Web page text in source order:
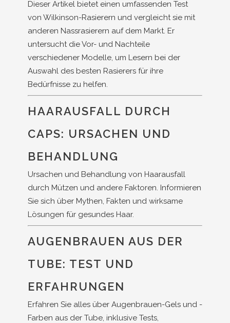
Dieser Artikel bietet einen umfassenden Test
von Wilkinson-Rasierern und vergleicht sie mit
anderen Nassrasierern auf dem Markt. Er
untersucht die Vor- und Nachteile
verschiedener Modelle, um Lesern bei der
Auswahl des besten Rasierers für ihre
Bedürfnisse zu helfen.
HAARAUSFALL DURCH
CAPS: URSACHEN UND
BEHANDLUNG
Ursachen und Behandlung von Haarausfall
durch Mützen und andere Faktoren. Informieren
Sie sich über Mythen, Fakten und wirksame
Lösungen für gesundes Haar.
AUGENBRAUEN AUS DER
TUBE: TEST UND
ERFAHRUNGEN
Erfahren Sie alles über Augenbrauen-Gels und -
Farben aus der Tube, inklusive Tests,